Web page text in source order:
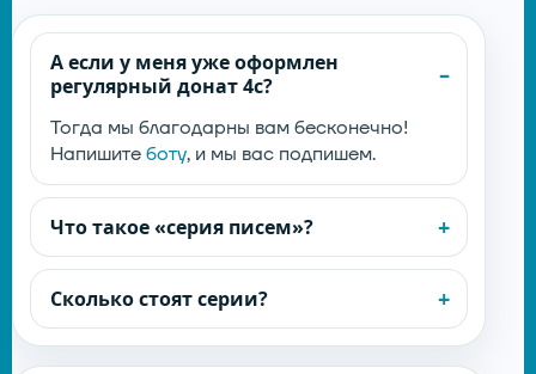
А если у меня уже оформлен
регулярный донат 4с?
Тогда мы благодарны вам бесконечно!
Напишитеботу, и мы вас подпишем.
Что такое «серия писем»?
Сколько стоят серии?